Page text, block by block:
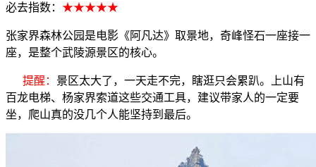
必去指数： ★★★★★
张家界森林公园是电影《阿凡达》取景地，奇峰怪石一座接一
座，是整个武陵源景区的核心。
提醒： 景区太大了，一天走不完，瞎逛只会累趴。上山有
百龙电梯、杨家界索道这些交通工具，建议带家人的一定要
坐，爬山真的没几个人能坚持到最后。